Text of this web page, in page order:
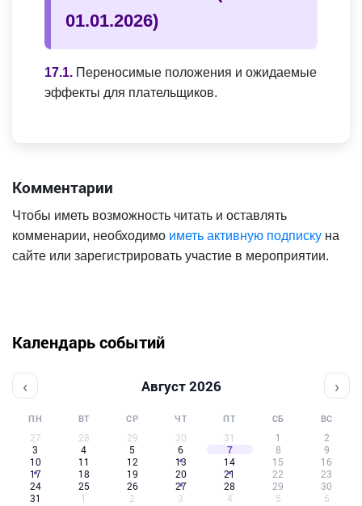
01.01.2026)
Переносимые положения и ожидаемые
эффекты для плательщиков.
Комментарии
Чтобы иметь возможность читать и оставлять
комменарии, необходимо иметь активную подписку на
сайте или зарегистрировать участие в мероприятии.
Календарь событий
‹ Август 2026 ›
ПН ВТ СР ЧТ ПТ СБ ВС
27 28 29 30 31 1
2
3
4 5 6 7 8
9
10
11 12 13 14 15
16
17
18 19 20 21 22
23
24
25 26 27 28 29
30
31
1 2 3 4 5 6